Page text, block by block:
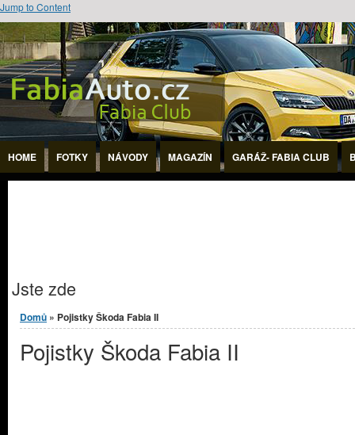
Jump to Content
HOME FOTKY NÁVODY MAGAZÍN GARÁŽ- FABIA CLUB
Jste zde
Domů » Pojistky Škoda Fabia II
Pojistky Škoda Fabia II